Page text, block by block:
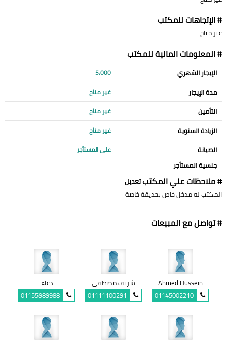
# الإتجاهات للمكتب
غير متاح
# المعلومات المالية للمكتب
الإيجار الشهري 5,000
مدة الإيجار غير متاح
التأمين غير متاح
الزيادة السنوية غير متاح
الصيانة على المستأجر
جنسية المستأجر
# ملاحظات علي المكتبتعديل
المكتب له مدخل خاص بحديقة خاصة
# تواصل مع المبيعات
Ahmed Hussein
01145002210
شريف مصطفى
01111100291
دعاء
01155989988